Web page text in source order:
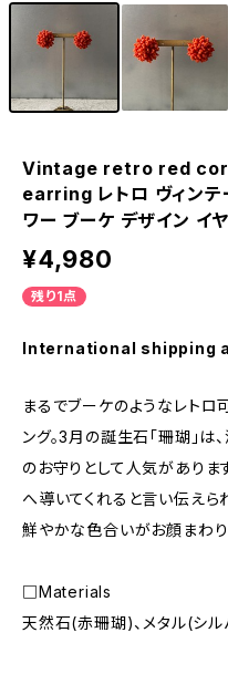
Vintage retro red
earring レトロ ヴィンテ
ワー ブーケ デザイン イ
¥4,980
残り1点
International shipping
まるでブーケのようなレトロ
ング。3月の誕生石「珊瑚」は
のお守りとして人気がありま
へ導いてくれると言い伝えら
鮮やかな色合いがお顔まわり
□Materials
天然石(赤珊瑚)、メタル(シル